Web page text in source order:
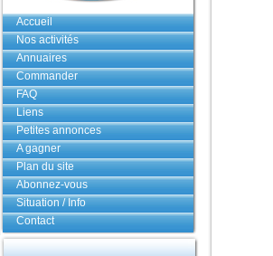
Accueil
Nos activités
Annuaires
Commander
FAQ
Liens
Petites annonces
A gagner
Plan du site
Abonnez-vous
Situation / Info
Contact